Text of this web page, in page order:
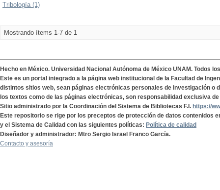
Tribología (1)
Mostrando ítems 1-7 de 1
Hecho en México. Universidad Nacional Autónoma de México UNAM. Todos
Este es un portal integrado a la página web institucional de la Facultad de
distintos sitios web, sean páginas electrónicas personales de investigación o
los textos como de las páginas electrónicas, son responsabilidad exclusiva
Sitio administrado por la Coordinación del Sistema de Bibliotecas F.I. https://
Este repositorio se rige por los preceptos de protección de datos contenidos
y el Sistema de Calidad con las siguientes políticas: Política de calidad
Diseñador y administrador: Mtro Sergio Israel Franco García.
Contacto y asesoría